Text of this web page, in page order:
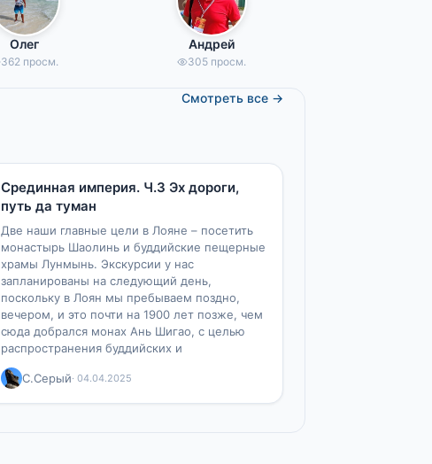
Олег
362 просм.
Андрей
305 просм.
Смотреть все →
Срединная империя. Ч.3 Эх дороги,
путь да туман
Две наши главные цели в Лояне – посетить
монастырь Шаолинь и буддийские пещерные
храмы Лунмынь. Экскурсии у нас
запланированы на следующий день,
поскольку в Лоян мы пребываем поздно,
вечером, и это почти на 1900 лет позже, чем
сюда добрался монах Ань Шигао, с целью
распространения буддийских и
С.Серый· 04.04.2025